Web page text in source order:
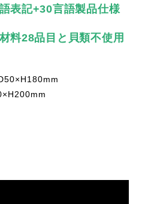
表記+30言語製品仕様
料28品目と貝類不使用